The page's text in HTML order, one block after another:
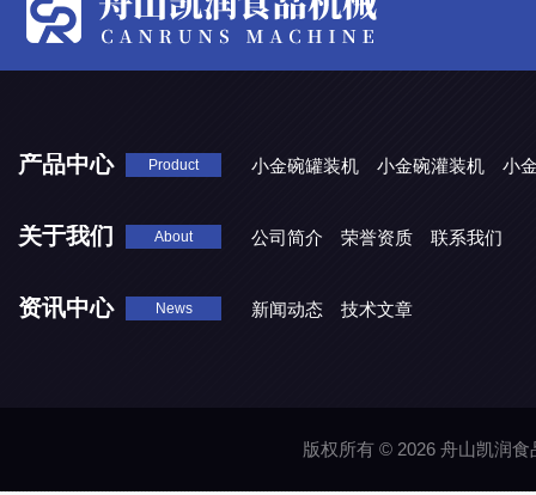
产品中心 Product 小金碗罐装机 小金碗灌装机 小
关于我们 About 公司简介 荣誉资质 联系我们
资讯中心 News 新闻动态 技术文章
版权所有 © 2026 舟山凯润